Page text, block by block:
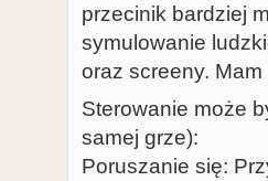
przecinik bardziej
symulowanie
oraz screeny.
Sterowanie może
samej grze):
Poruszanie się: